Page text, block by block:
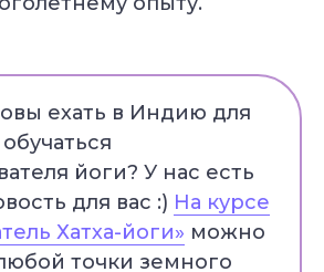
ехать в Индию для
йоги? У нас есть
для вас :) На курсе
Хатха-йоги» можно
точки земного